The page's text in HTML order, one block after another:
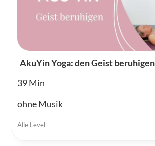
AkuYin Yoga: den Geist beruhigen
39
ohne Musik
Alle Level